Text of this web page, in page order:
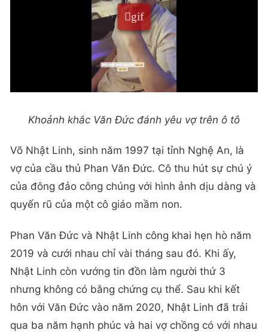
Khoảnh khắc Văn Đức đánh yêu vợ trên ô tô
Võ Nhật Linh, sinh năm 1997 tại tỉnh Nghệ An, là
vợ của cầu thủ Phan Văn Đức. Cô thu hút sự chú ý
của đông đảo công chúng với hình ảnh dịu dàng và
quyến rũ của một cô giáo mầm non.
Phan Văn Đức và Nhật Linh công khai hẹn hò năm
2019 và cưới nhau chỉ vài tháng sau đó. Khi ấy,
Nhật Linh còn vướng tin đồn làm người thứ 3
nhưng không có bằng chứng cụ thể. Sau khi kết
hôn với Văn Đức vào năm 2020, Nhật Linh đã trải
qua ba năm hạnh phúc và hai vợ chồng có với nhau